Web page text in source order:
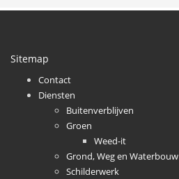
Sitemap
Contact
Diensten
Buitenverblijven
Groen
Weed-it
Grond, Weg en Waterbouw
Schilderwerk